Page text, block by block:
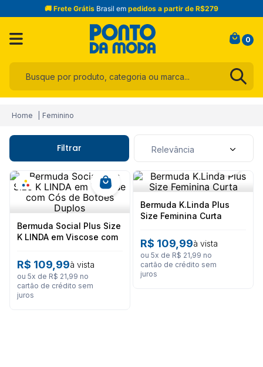
🚚 Frete Grátis Brasil em pedidos a partir de R$279
0
Feminino
Filtrar Relevância
Bermuda Social Plus Size
K LINDA em Viscose com
R$ 109,99à vista
ou 5x de R$ 21,99 no
cartão de crédito sem
juros
Bermuda K.Linda Plus
Size Feminina Curta
R$ 109,99à vista
ou5x de R$ 21,99 no
cartão de crédito sem
juros
3
jeans
calça
manta
calça feminina